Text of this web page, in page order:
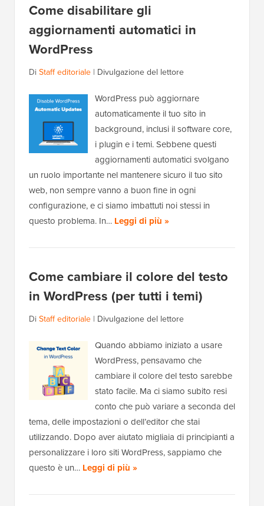
Come disabilitare gli
aggiornamenti automatici in
WordPress
DiStaff editoriale | Divulgazione del lettore
WordPress può aggiornare
automaticamente il tuo sito in
background, inclusi il software core,
i plugin e i temi. Sebbene questi
aggiornamenti automatici svolgano
un ruolo importante nel mantenere sicuro il tuo sito
web, non sempre vanno a buon fine in ogni
configurazione, e ci siamo imbattuti noi stessi in
questo problema. In… Leggi di più »
Come cambiare il colore del testo
in WordPress (per tutti i temi)
DiStaff editoriale | Divulgazione del lettore
Quando abbiamo iniziato a usare
WordPress, pensavamo che
cambiare il colore del testo sarebbe
stato facile. Ma ci siamo subito resi
conto che può variare a seconda del
tema, delle impostazioni o dell’editor che stai
utilizzando. Dopo aver aiutato migliaia di principianti a
personalizzare i loro siti WordPress, sappiamo che
questo è un… Leggi di più »